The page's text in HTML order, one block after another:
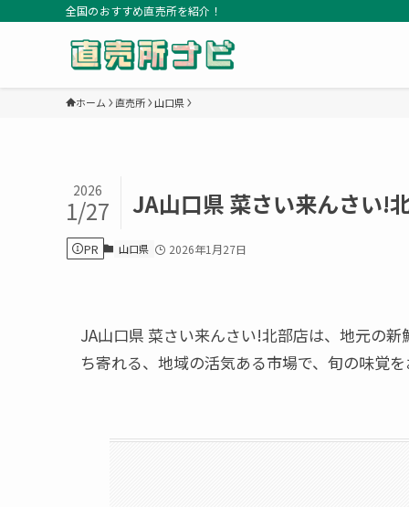
全国のおすすめ直売所を紹介！
ホーム 直売所 山口県
JA山口県 菜さい来んさい!
2026
1/27
PR 山口県 2026年1月27日
JA山口県 菜さい来んさい!北部店は、地元の
ち寄れる、地域の活気ある市場で、旬の味覚